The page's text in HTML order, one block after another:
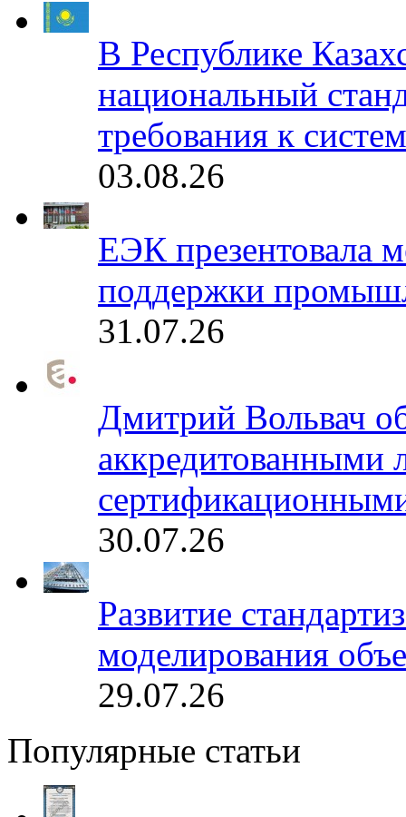
В Республике
национальный
требования к
03.08.26
ЕЭК презентовала
поддержки
31.07.26
Дмитрий Вольвач
аккредитованными
30.07.26
Развитие
моделирования
29.07.26
Популярные статьи